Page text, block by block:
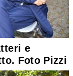
e
Foto Pizzi